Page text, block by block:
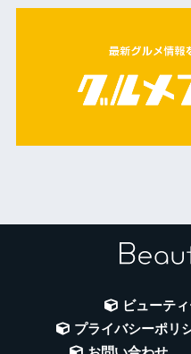
ビューテ
プライバシーポリ